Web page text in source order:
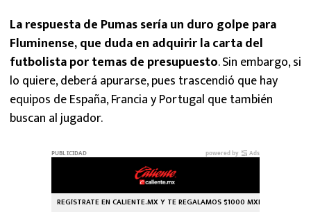
La respuesta de Pumas sería un duro golpe para
Fluminense, que duda en adquirir la carta del
futbolista por temas de presupuesto. Sin embargo, si
lo quiere, deberá apurarse, pues trascendió que hay
equipos de España, Francia y Portugal que también
buscan al jugador.